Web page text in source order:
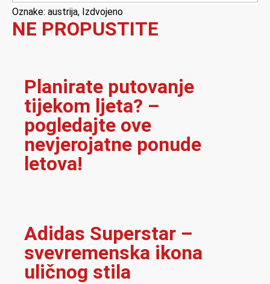
Oznake: austrija, Izdvojeno
NE PROPUSTITE
Planirate putovanje
tijekom ljeta? –
pogledajte ove
nevjerojatne ponude
letova!
Adidas Superstar –
svevremenska ikona
uličnog stila